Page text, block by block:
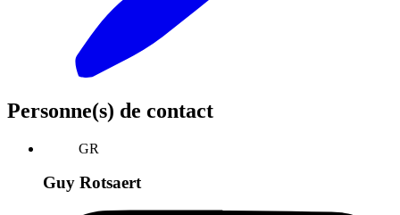
Personne(s) de contact
GR
Guy Rotsaert